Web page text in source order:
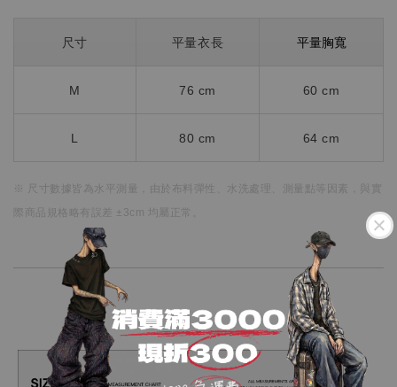
尺寸 平量衣長 平量胸寬
M 76 cm 60 cm
L 80 cm 64 cm
※ 尺寸數據皆為水平測量， 由於布料彈性、水洗處理、測量點等因素，
際商品規格略有誤差 ±3cm 均屬正常。